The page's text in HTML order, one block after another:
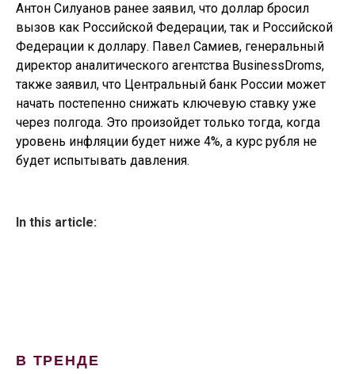
Антон Силуанов ранее заявил, что доллар бросил
вызов как Российской Федерации, так и Российской
Федерации к доллару. Павел Самиев, генеральный
директор аналитического агентства BusinessDroms,
также заявил, что Центральный банк России может
начать постепенно снижать ключевую ставку уже
через полгода. Это произойдет только тогда, когда
уровень инфляции будет ниже 4%, а курс рубля не
будет испытывать давления.
In this article:
В ТРЕНДЕ